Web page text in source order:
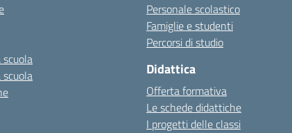
Personale scolastico
Famiglie e studenti
Percorsi di studio
Didattica
Offerta formativa
Le schede didattiche
I progetti delle classi